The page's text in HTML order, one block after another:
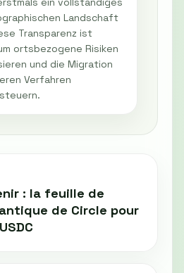
Landschaft
Transparenz ist
ortsbezogene Risiken
und die Migration
Verfahren
: la feuille de
de Circle pour